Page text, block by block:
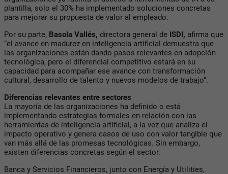
plantilla, solo el 30% ha implementado soluciones concretas
para mejorar su propuesta de valor al empleado.
Por su parte, Basola Vallés, directora general de ISDI, afirma que
“el avance en madurez en inteligencia artificial demuestra que
las organizaciones están dando pasos relevantes en adopción
tecnológica, pero el diferencial competitivo estará en su
capacidad para acompañar ese avance con transformación
cultural, desarrollo de talento y nuevos modelos de trabajo”.
Diferencias relevantes entre sectores
La mayoría de las organizaciones ha definido o está
implementando estrategias formales en relación con las
herramientas de inteligencia artificial, a la vez que analiza el
impacto operativo y genera casos de uso con valor tangible que
van más allá de las promesas tecnológicas. Sin embargo,
existen diferencias concretas según el sector.
Banca y Servicios Financieros, junto con Energía y Utilities,